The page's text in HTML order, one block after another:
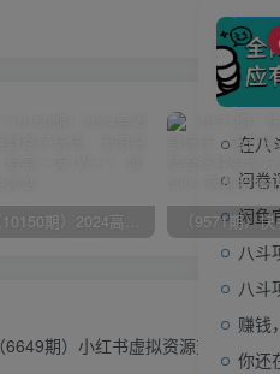
（10150期）2024高考项目野路子玩法，无限裂变，最高一天1W＋！
（6649期）小红书虚拟资源变现升级
在八斗项
问卷
闲鱼官方撒
八斗项目资
八斗项目
赚钱，
你还在到